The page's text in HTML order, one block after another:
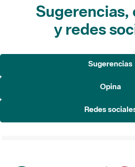
Sugerencias,
y redes
Sugerencias
Opina
Redes